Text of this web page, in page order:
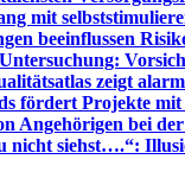
mit
beeinflussen
Untersuchung:
zeigt
fördert Projekte mit
Angehörigen bei
nicht siehst….“: